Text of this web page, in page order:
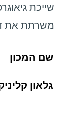
שייכת
משרתת את
שם המכון
גלאון